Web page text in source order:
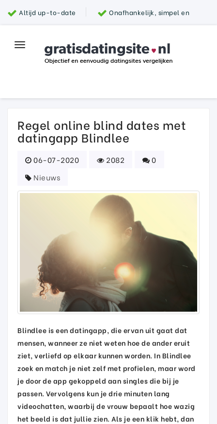
Altijd up-to-date Onafhankelijk, simpel en
Top datingsite
Parship
Toggle
navigation
Regel online blind dates met
datingapp Blindlee
06-07-2020 2082
0
Nieuws
Blindlee is een datingapp, die ervan uit gaat dat
mensen, wanneer ze niet weten hoe de ander eruit
ziet, verliefd op elkaar kunnen worden. In Blindlee
zoek en match je niet zelf met profielen, maar word
je door de app gekoppeld aan singles die bij je
passen. Vervolgens kun je drie minuten lang
videochatten, waarbij de vrouw bepaalt hoe wazig
het beeld is dat jullie zien. Als je een klik hebt, dan